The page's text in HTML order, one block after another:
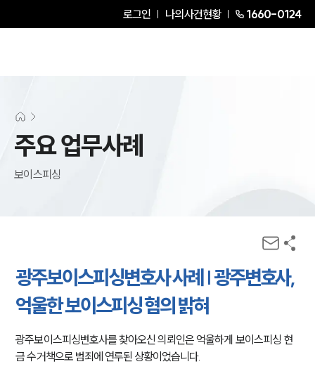
로그인 나의사건현황 1660-0124
주요 업무사례
보이스피싱
광주보이스피싱변호사 사례 | 광주변호사,
억울한 보이스피싱 혐의 밝혀
광주보이스피싱변호사를 찾아오신 의뢰인은 억울하게 보이스피싱 현
금 수거책으로 범죄에 연루된 상황이었습니다.